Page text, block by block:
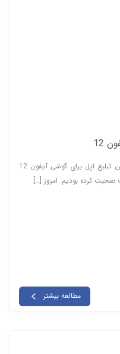
12
“نترس، گوشیت آیفونه!” این شعارِ جدیدترین تبلیغ اپل برای گوشی آیفون 12
صحبت کرده بودیم. امروز […]
مطالعه بیشتر